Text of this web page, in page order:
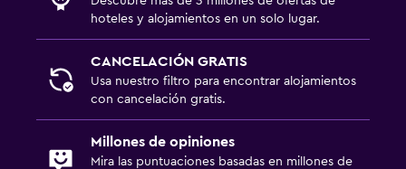
hoteles y alojamientos en un solo lugar.
CANCELACIÓN GRATIS
Usa nuestro filtro para encontrar alojamientos
con cancelación gratis.
Millones de opiniones
Mira las puntuaciones basadas en millones de